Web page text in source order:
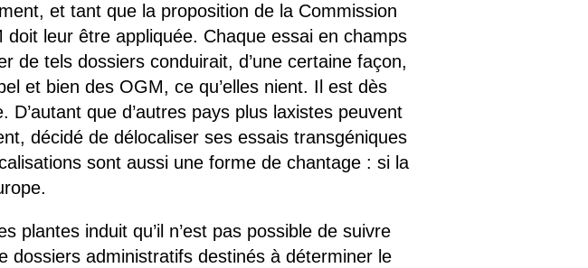
et tant que la proposition de la Commission
leur être appliquée. Chaque essai en champs
de tels dossiers conduirait, d’une certaine façon,
et bien des OGM, ce qu’elles nient. Il est dès
que d’autres pays plus laxistes peuvent
décidé de délocaliser ses essais transgéniques
sont aussi une forme de chantage : si la
plantes induit qu’il n’est pas possible de suivre
dossiers administratifs destinés à déterminer le